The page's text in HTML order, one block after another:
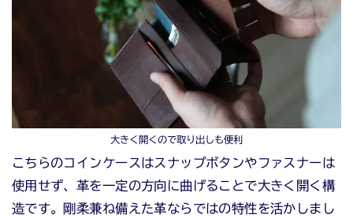
大きく開くので取り出しも便利
こちらのコインケースはスナップボタンやファスナーは
使用せず、革を一定の方向に曲げることで大きく開く構
造です。剛柔兼ね備えた革ならではの特性を活かしまし